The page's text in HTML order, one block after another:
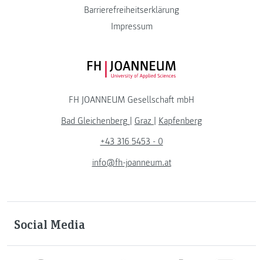
Barrierefreiheitserklärung
Impressum
FH JOANNEUM Logo
FH JOANNEUM Gesellschaft mbH
Bad Gleichenberg | Graz | Kapfenberg
+43 316 5453 - 0
info@fh-joanneum.at
Social Media